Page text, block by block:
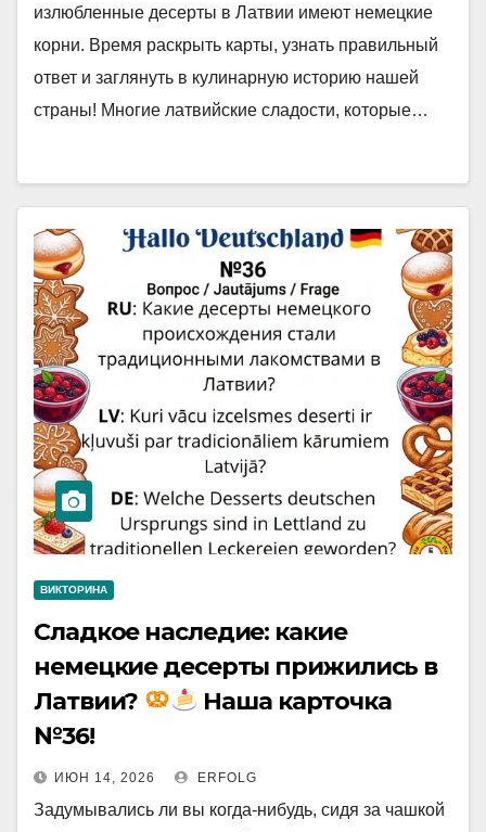
излюбленные десерты в Латвии имеют немецкие
корни. Время раскрыть карты, узнать правильный
ответ и заглянуть в кулинарную историю нашей
страны! Многие латвийские сладости, которые…
ВИКТОРИНА
Сладкое наследие: какие
немецкие десерты прижились в
Латвии?
Наша карточка
№36!
ИЮН 14, 2026 ERFOLG
Задумывались ли вы когда-нибудь, сидя за чашкой